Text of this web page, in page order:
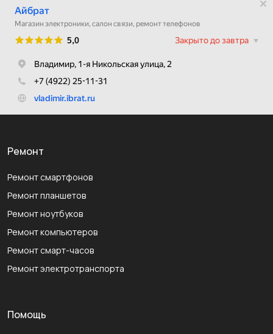
Ремонт
Ремонт смартфонов
Ремонт планшетов
Ремонт ноутбуков
Ремонт компьютеров
Ремонт смарт-часов
Ремонт электротранспорта
Помощь